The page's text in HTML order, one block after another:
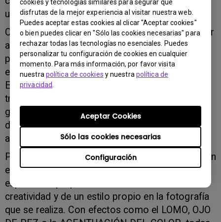
cookies y tecnologías similares para segurar que
disfrutas de la mejor experiencia al visitar nuestra web.
Puedes aceptar estas cookies al clicar "Aceptar cookies"
o bien puedes clicar en "Sólo las cookies necesarias" para
rechazar todas las tecnologías no esenciales. Puedes
personalizar tu configuración de cookies en cualquier
momento. Para más información, por favor visita
nuestra política de cookies y nuestra política de
privacidad
Configuración
Sólo las cookies necesarias
Aceptar Cookies
urbana que desean fotografiar..
Con el modo Super Macro uno se puede acercar
a 5 cm para obtener unos detalles increíbles y
para conseguir unos primeros planos
espectaculares de comidas o de flores. La
E1465 ha sido diseñada pensando en la
tranquilidad del fotógrafo, por eso su objetivo
gran angular de 27 mm garantiza que no sea
demasiado difícil conseguir una visión más
amplia de la escena.
Por otra parte, hacer fotos con la E1465 también
es muy divertido gracias a sus efectos
especiales que potencian el desarrollo de la
creatividad y de un estilo propio en la fotografía
que se realiza. Con efectos como el LOMO, OJO